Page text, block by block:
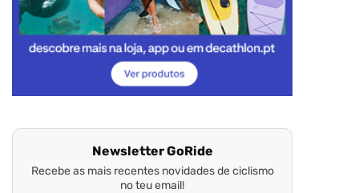
Newsletter GoRide
Recebe as mais recentes novidades de ciclismo
no teu email!